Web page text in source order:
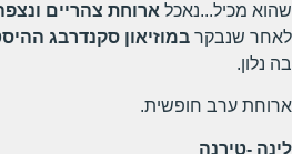
שהוא מכיל...נאכל ארוחת צהריים
לאחר שנבקר במוזיאון סקנדרבג
בה נלון.
ארוחת ערב חופשית.
לינה -טירנה